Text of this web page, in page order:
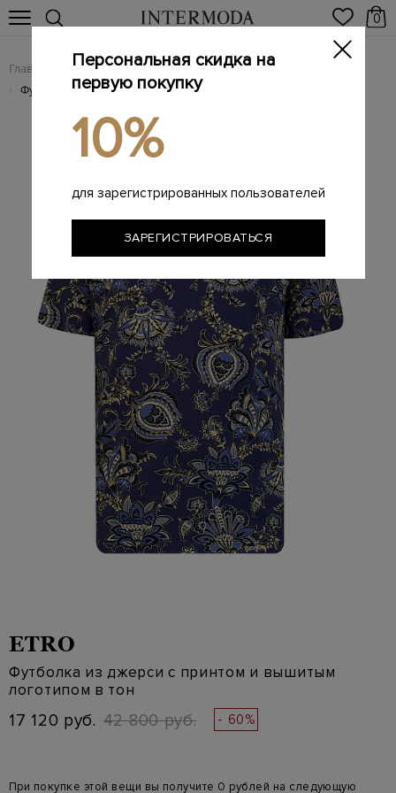
0
Главная Мужчинам / Одежда / Футболки
/ Футболка из джерси с принтом и вышитым логотипом в тон
ETRO
Футболка из джерси с принтом и вышитым
логотипом в тон
17 120 руб. 42 800 руб. - 60%
При покупке этой вещи вы получите 0 рублей на следующую
Персональная скидка на
первую покупку
10%
для зарегистрированных пользователей
ЗАРЕГИСТРИРОВАТЬСЯ